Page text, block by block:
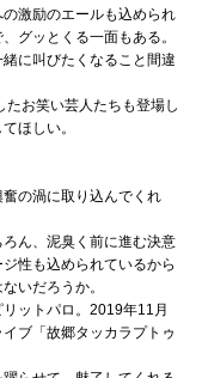
激励のエールも込められ
グッとくる一面もある。
に叫びたくなること間違
お笑い芸人たちも登場し
ほしい。
の渦に取り込んでくれ
ん、泥臭く前に進む決意
性も込められているから
いだろうか。
ットパロ。2019年11月
ブ「故郷タッカラプトゥ